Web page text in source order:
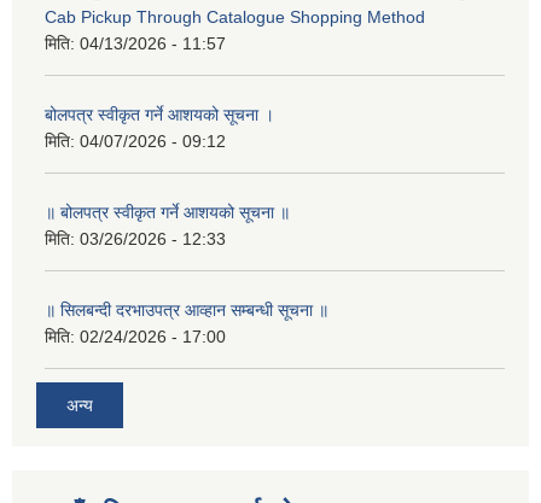
Cab Pickup Through Catalogue Shopping Method
मिति: 04/13/2026 - 11:57
बोलपत्र स्वीकृत गर्ने आशयको सूचना ।
मिति: 04/07/2026 - 09:12
॥ बोलपत्र स्वीकृत गर्ने आशयको सूचना ॥
मिति: 03/26/2026 - 12:33
॥ सिलबन्दी दरभाउपत्र आव्हान सम्बन्धी सूचना ॥
मिति: 02/24/2026 - 17:00
अन्य